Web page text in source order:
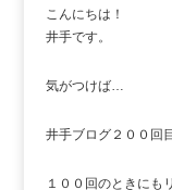
こんにちは！
井手です。
気がつけば…
井手ブログ２００回
１００回のときにも